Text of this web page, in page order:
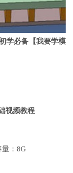
学必备【我要学模
视频教程
：8G